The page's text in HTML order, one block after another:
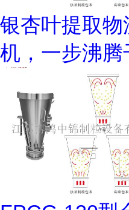
银杏叶提取
机，一步沸